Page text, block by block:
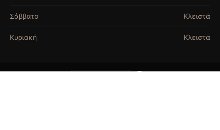
Σάββατο Κλειστά
Κυριακή Κλειστά